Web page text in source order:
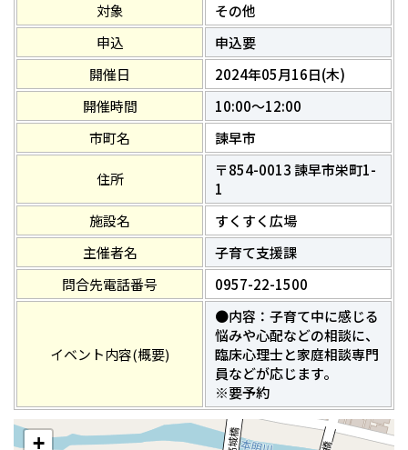
対象
その他
申込
申込要
開催日
2024年05月16日(木)
開催時間
10:00～12:00
市町名
諫早市
住所
〒854-0013 諫早市栄町1-
1
施設名
すくすく広場
主催者名
子育て支援課
問合先電話番号
0957-22-1500
イベント内容(概要)
●内容：子育て中に感じる
悩みや心配などの相談に、
臨床心理士と家庭相談専門
員などが応じます。
※要予約
+